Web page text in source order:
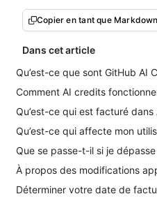
Copier en tant que Markdown
Dans cet article
Qu’est-ce que sont GitHub AI
Comment AI credits
Qu’est-ce qui est facturé dans
Qu’est-ce qui affecte mon
Que se passe-t-il si je
À propos des modifications
Déterminer votre date de